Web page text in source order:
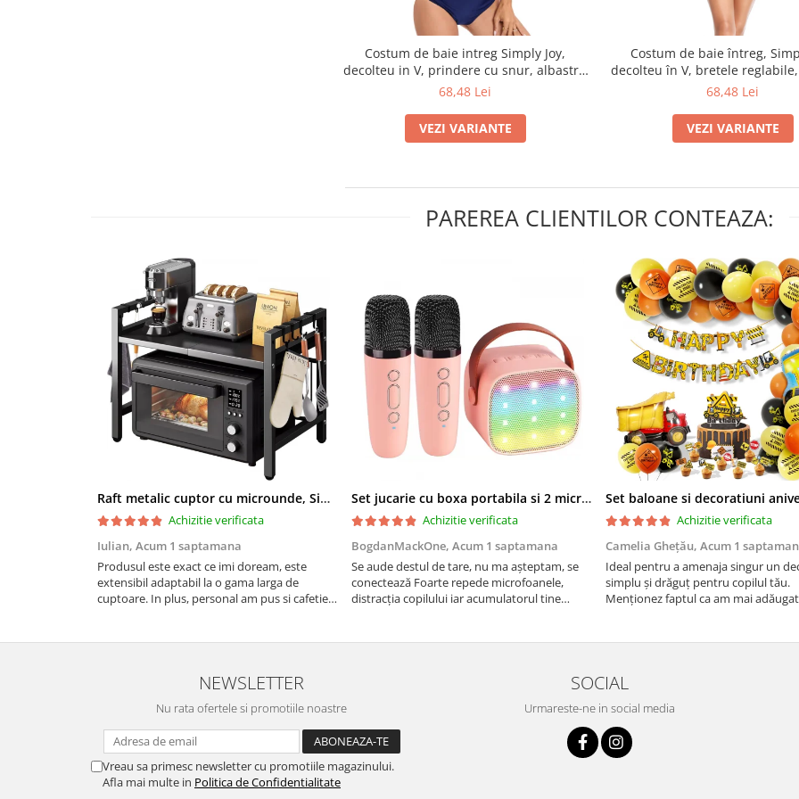
Costum de baie intreg Simply Joy,
decolteu in V, prindere cu snur, albastru
marin
68,48 Lei
VEZI VARIANTE
Costum de baie întreg,
decolteu în V, bretele
imprimeu animal print
68,48 Lei
VEZI VARIANTE
PAREREA CLIENTILOR CONTEAZA:
Raft metalic cuptor cu microunde, Simply Joy, 6 Carlige, Ajustabil, Raft Organizator extensibil, pentru bucatarie, casa, balcon, Etajera ajustabila cu 2 Niveluri, Anti Alunecare, Negru
Achizitie verificata
Iulian, Acum 1 saptamana
Produsul este exact ce imi doream, este
extensibil adaptabil la o gama larga de
cuptoare. In plus, personal am pus si cafetiera
Set jucarie cu boxa portabila si 2 microfoane, Wireless, Bluetooth, Simply Joy, Karaoke, Copii si Adulti, Lumini LED RGB Dinamice, Roz
Achizitie verificata
BogdanMackOne, Acum 1 saptamana
Se aude destul de tare, nu ma așteptam, se
conectează Foarte repede microfoanele,
distracția copilului iar acumulatorul tine
Achizitie verificata
Camelia Ghețău, Acum 1
Ideal pentru a amenaja singur un
simplu și drăguț pentru copilul tău.
Menționez faptul ca am mai
NEWSLETTER
Nu rata ofertele si promotiile noastre
Vreau sa primesc newsletter cu promotiile magazinului.
Afla mai multe in Politica de Confidentialitate
SOCIAL
Urmareste-ne in social media